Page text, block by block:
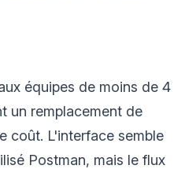
équipes de moins de 4
un remplacement de
coût. L'interface semble
Postman, mais le flux